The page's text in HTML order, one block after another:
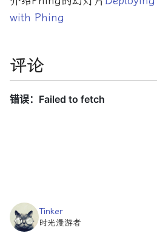
Tinker
时光漫游者
with Phing
评论